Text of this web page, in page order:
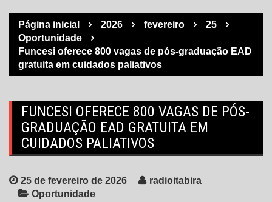
Página inicial 2026 fevereiro
25
Oportunidade
Funcesi oferece 800 vagas de pós-graduação EAD
gratuita em cuidados paliativos
FUNCESI OFERECE 800 VAGAS DE PÓS-
GRADUAÇÃO EAD GRATUITA EM
CUIDADOS PALIATIVOS
25 de fevereiro de 2026
radioitabira
Oportunidade